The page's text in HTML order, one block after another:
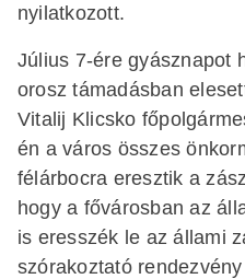
nyilatkozott.
Július 7-ére gyásznapot
orosz támadásban
Vitalij Klicsko
én a város összes
félárbocra eresztik a
hogy a fővárosban az
is eresszék le az állami
szórakoztató